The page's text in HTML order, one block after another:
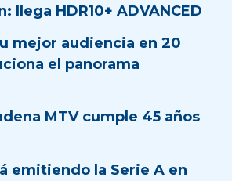
llega HDR10+ ADVANCED
mejor audiencia en 20
el panorama
MTV cumple 45 años
emitiendo la Serie A en